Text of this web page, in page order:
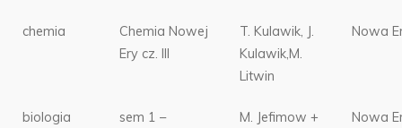
chemia
Chemia Nowej
Ery cz. III
T. Kulawik, J.
Kulawik,M.
Litwin
Nowa
biologia
sem 1 –
M. Jefimow +
Nowa